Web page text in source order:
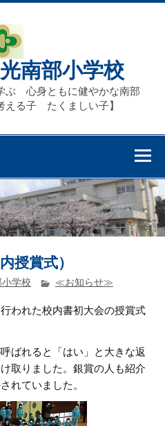
南部小学校
ぶ 心身ともに健やかな南部
る子 たくましい子】
授賞式）
学校 ≪お知らせ≫
われた校内書初大会の授賞式
ばれると「はい」と大きな返
取りました。銀賞の人も紹介
れていました。